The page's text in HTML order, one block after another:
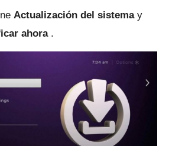
Actualización del sistemay
ahora.